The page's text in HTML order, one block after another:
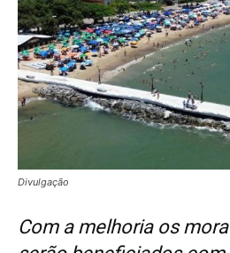
Divulgação
Com a melhoria os